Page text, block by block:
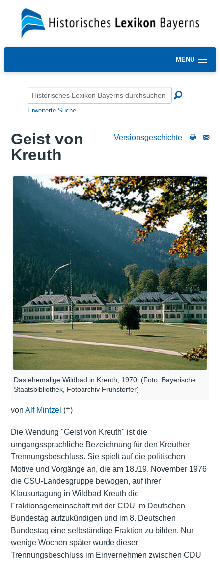
MENÜ
Erweiterte Suche
Versionsgeschichte
Geist von
Kreuth
Das ehemalige Wildbad in Kreuth, 1970. (Foto: Bayerische
Staatsbibliothek, Fotoarchiv Fruhstorfer)
von Alf Mintzel (†)
Die Wendung "Geist von Kreuth" ist die
umgangssprachliche Bezeichnung für den Kreuther
Trennungsbeschluss. Sie spielt auf die politischen
Motive und Vorgänge an, die am 18./19. November 1976
die CSU-Landesgruppe bewogen, auf ihrer
Klausurtagung in Wildbad Kreuth die
Fraktionsgemeinschaft mit der CDU im Deutschen
Bundestag aufzukündigen und im 8. Deutschen
Bundestag eine selbständige Fraktion zu bilden. Nur
wenige Wochen später wurde dieser
Trennungsbeschluss im Einvernehmen zwischen CDU